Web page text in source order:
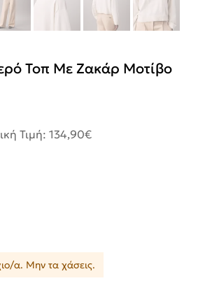
Τοπ Με Ζακάρ Μοτίβο
Τιμή: 134,90€
α. Μην τα χάσεις.